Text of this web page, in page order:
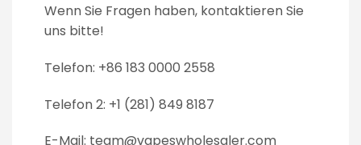
Wenn Sie Fragen haben, kontaktieren Sie
uns bitte!
Telefon: +86 183 0000 2558
Telefon 2: +1 (281) 849 8187
E-Mail: team@vapeswholesaler.com